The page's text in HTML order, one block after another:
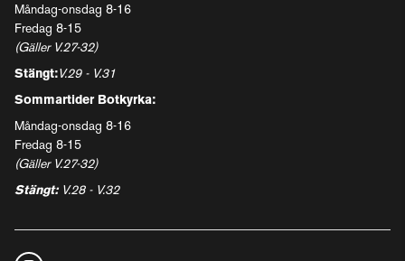
Måndag-onsdag 8-16
Fredag 8-15
(Gäller V.27-32)
Stängt:V.29 - V.31
Sommartider Botkyrka:
Måndag-onsdag 8-16
Fredag 8-15
(Gäller V.27-32)
Stängt: V.28 - V.32